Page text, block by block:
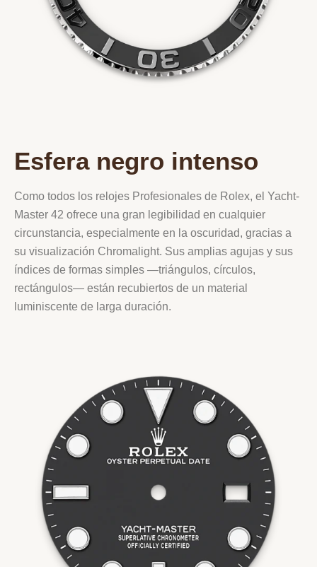
Esfera negro intenso
Como todos los relojes Profesionales de Rolex, el Yacht-
Master 42 ofrece una gran legibilidad en cualquier
circunstancia, especialmente en la oscuridad, gracias a
su visualización Chromalight. Sus amplias agujas y sus
índices de formas simples —triángulos, círculos,
rectángulos— están recubiertos de un material
luminiscente de larga duración.